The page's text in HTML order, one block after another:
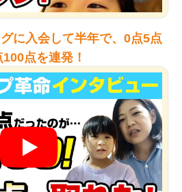
に入会して半年で、0点5点
点を連発！